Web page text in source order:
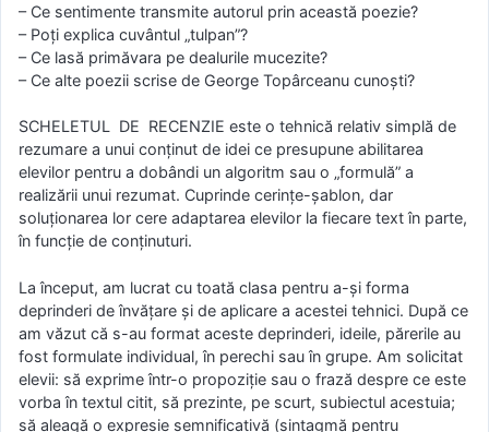
– Ce sentimente transmite autorul prin această poezie?
– Poţi explica cuvântul „tulpan”?
– Ce lasă primăvara pe dealurile mucezite?
– Ce alte poezii scrise de George Topârceanu cunoști?
SCHELETUL DE RECENZIE este o tehnică relativ simplă de
rezumare a unui conţinut de idei ce presupune abilitarea
elevilor pentru a dobândi un algoritm sau o „formulă” a
realizării unui rezumat. Cuprinde cerinţe-şablon, dar
soluţionarea lor cere adaptarea elevilor la fiecare text în parte,
în funcţie de conţinuturi.
La început, am lucrat cu toată clasa pentru a-şi forma
deprinderi de învăţare şi de aplicare a acestei tehnici. După ce
am văzut că s-au format aceste deprinderi, ideile, părerile au
fost formulate individual, în perechi sau în grupe. Am solicitat
elevii: să exprime într-o propoziţie sau o frază despre ce este
vorba în textul citit, să prezinte, pe scurt, subiectul acestuia;
să aleagă o expresie semnificativă (sintagmă pentru